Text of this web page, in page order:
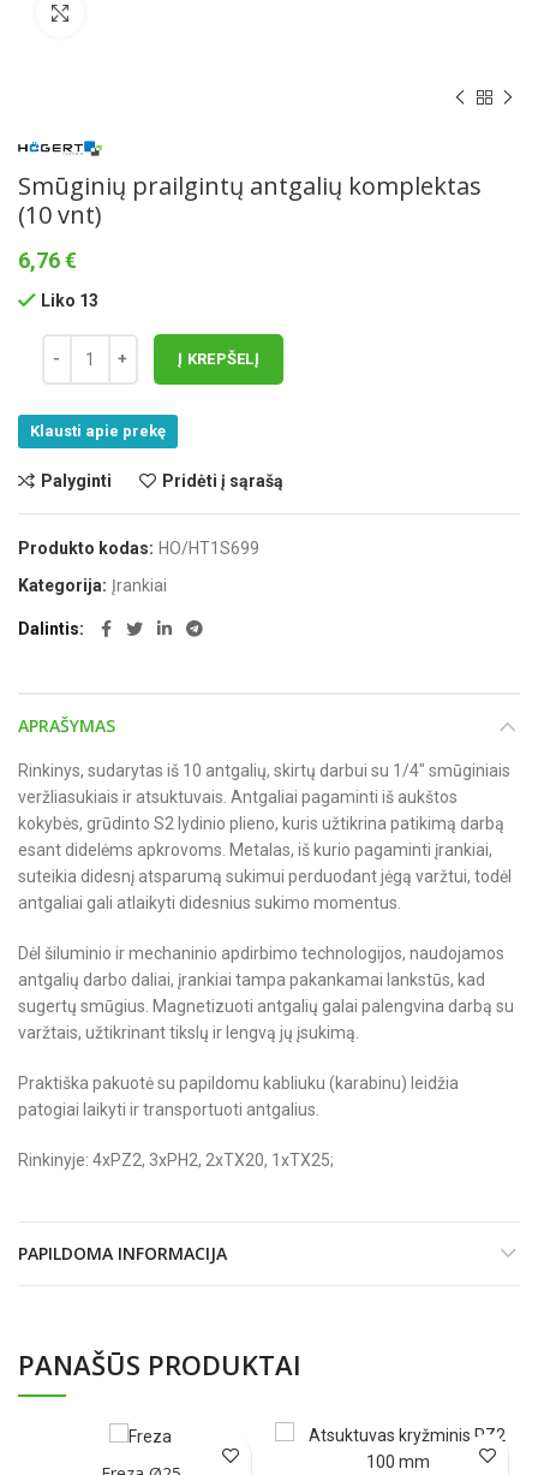
Smūginių prailgintų antgalių komplektas
(10 vnt)
6,76€
Liko 13
Į KREPŠELĮ
Klausti apie prekę
Palyginti Pridėti į sąrašą
Produkto kodas: HO/HT1S699
Kategorija: Įrankiai
Dalintis
APRAŠYMAS
Rinkinys, sudarytas iš 10 antgalių, skirtų darbui su 1/4″ smūginiais
veržliasukiais ir atsuktuvais. Antgaliai pagaminti iš aukštos
kokybės, grūdinto S2 lydinio plieno, kuris užtikrina patikimą darbą
esant didelėms apkrovoms. Metalas, iš kurio pagaminti įrankiai,
suteikia didesnį atsparumą sukimui perduodant jėgą varžtui, todėl
antgaliai gali atlaikyti didesnius sukimo momentus.
Dėl šiluminio ir mechaninio apdirbimo technologijos, naudojamos
antgalių darbo daliai, įrankiai tampa pakankamai lankstūs, kad
sugertų smūgius. Magnetizuoti antgalių galai palengvina darbą su
varžtais, užtikrinant tikslų ir lengvą jų įsukimą.
Praktiška pakuotė su papildomu kabliuku (karabinu) leidžia
patogiai laikyti ir transportuoti antgalius.
Rinkinyje: 4xPZ2, 3xPH2, 2xTX20, 1xTX25;
PAPILDOMA INFORMACIJA
PANAŠŪS PRODUKTAI